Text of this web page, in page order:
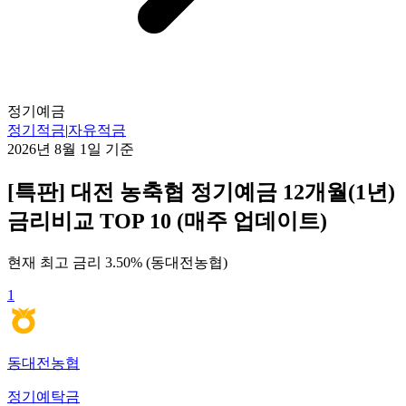
정기예금
정기적금|자유적금
2026년 8월 1일 기준
[특판] 대전 농축협 정기예금 12개월(1년)
금리비교 TOP 10 (매주 업데이트)
현재 최고 금리 3.50% (동대전농협)
1
동대전농협
정기예탁금